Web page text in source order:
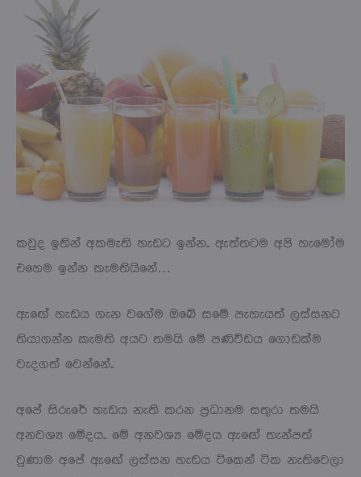
කවුද ඉතින් අකමැති හැඩට ඉන්න.. ඇත්තටම අපි හැමෝම
එහෙම ඉන්න කැමතියිනේ…
ඇඟේ හැඩය ගැන වගේම ඔබේ සමේ පැහැයත් ලස්සනට
තියාගන්න කැමති අයට තමයි මේ පණිවිඩය ගොඩක්ම
වැදගත් වෙන්නේ..
අපේ සිරුරේ හැඩය නැති කරන ප්‍රධානම සතුරා තමයි
අනවශ්‍ය මේදය.. මේ අනවශ්‍ය මේදය ඇඟේ තැන්පත්
වුණාම අපේ ඇඟේ ලස්සන හැඩය ටිකෙන් ටික නැතිවෙලා